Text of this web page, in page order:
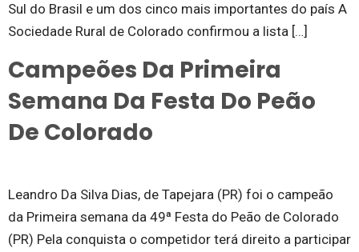
Sul do Brasil e um dos cinco mais importantes do país A
Sociedade Rural de Colorado confirmou a lista […]
Campeões Da Primeira
Semana Da Festa Do Peão
De Colorado
Leandro Da Silva Dias, de Tapejara (PR) foi o campeão
da Primeira semana da 49ª Festa do Peão de Colorado
(PR) Pela conquista o competidor terá direito a participar